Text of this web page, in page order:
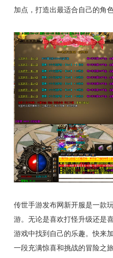
加点，打造出最适合自己的角色
传世手游发布网新开服是一款
游。无论是喜欢打怪升级还是
游戏中找到自己的乐趣。快来
一段充满惊喜和挑战的冒险之旅